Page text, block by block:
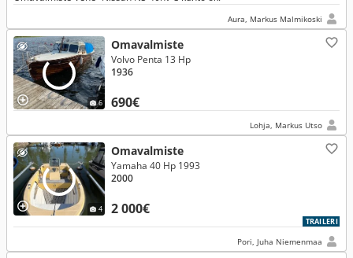
Aura, Markus Malmikoski
6
Omavalmiste
690€
Volvo Penta 13 Hp
1936
Lohja, Markus Utso
4
Omavalmiste
2 000€
Yamaha 40 Hp 1993
2000
TRAILERI
Pori, Juha Niemenmaa